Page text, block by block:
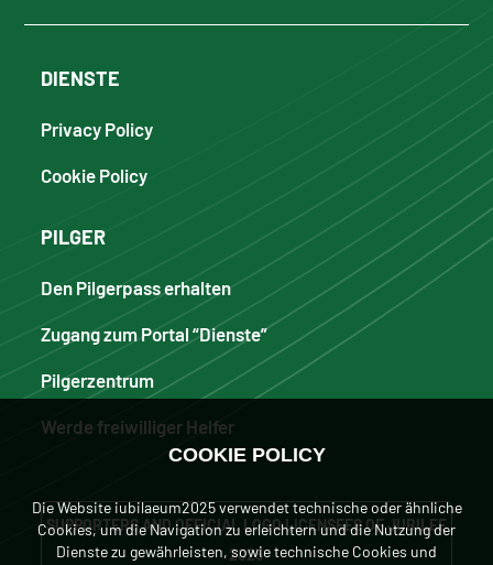
DIENSTE
Privacy Policy
Cookie Policy
PILGER
Den Pilgerpass erhalten
Zugang zum Portal “Dienste”
Pilgerzentrum
Werde freiwilliger Helfer
SUPPORTERS AND OFFICIAL LOGO LICENSEES OF JUBILEE
2025
COOKIE POLICY
Die Website iubilaeum2025 verwendet technische oder ähnliche
Cookies, um die Navigation zu erleichtern und die Nutzung der
Dienste zu gewährleisten, sowie technische Cookies und